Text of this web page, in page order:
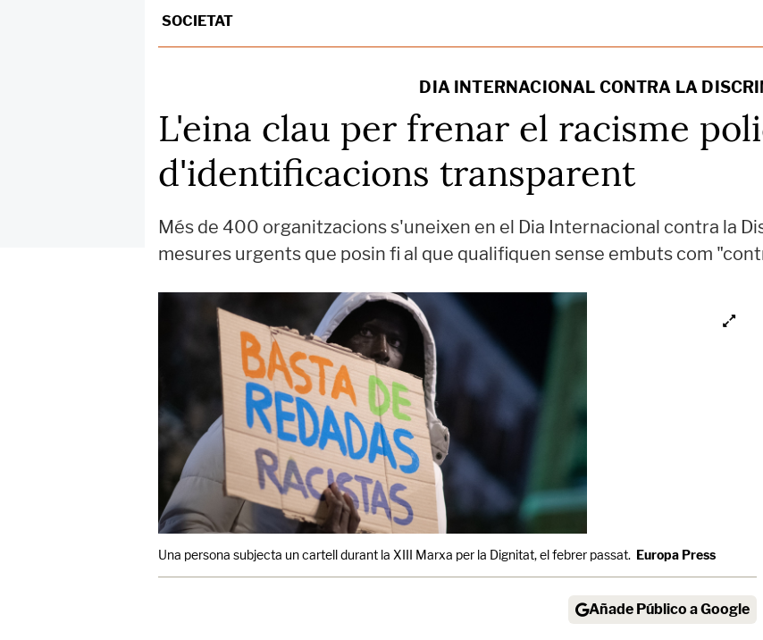
SOCIETAT
DIA INTERNACIONAL CONTRA LA
L'eina clau per frenar el racisme
d'identificacions transparent
Més de 400 organitzacions s'uneixen en el Dia Internacional contra la
mesures urgents que posin fi al que qualifiquen sense embuts com
Una persona subjecta un cartell durant la XIII Marxa per la Dignitat, el febrer passat. Europa Press
Añade Público a Google